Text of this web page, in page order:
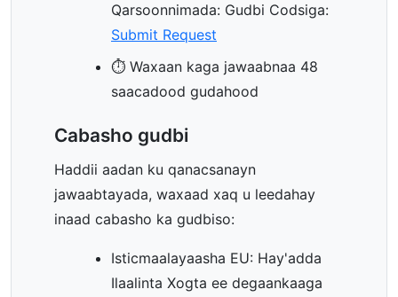
Qarsoonnimada: Gudbi Codsiga:
Submit Request
⏱️ Waxaan kaga jawaabnaa 48
saacadood gudahood
Cabasho gudbi
Haddii aadan ku qanacsanayn
jawaabtayada, waxaad xaq u leedahay
inaad cabasho ka gudbiso:
Isticmaalayaasha EU: Hay'adda
Ilaalinta Xogta ee degaankaaga